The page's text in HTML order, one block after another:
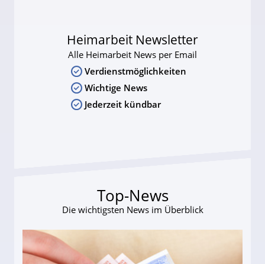
Heimarbeit Newsletter
Alle Heimarbeit News per Email
Verdienstmöglichkeiten
Wichtige News
Jederzeit kündbar
Top-News
Die wichtigsten News im Überblick